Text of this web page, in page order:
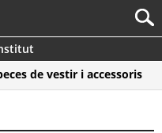
de vestir i accessoris